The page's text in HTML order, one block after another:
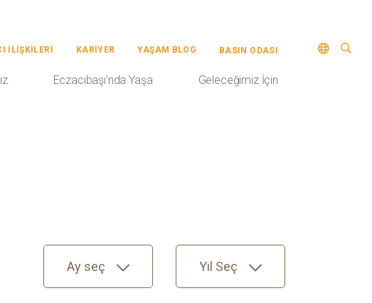
İLİŞKİLERİ KARİYER YAŞAM BLOG BASIN ODASI
Eczacıbaşı'nda Yaşa Geleceğimiz İçin
Ay seç Yıl Seç